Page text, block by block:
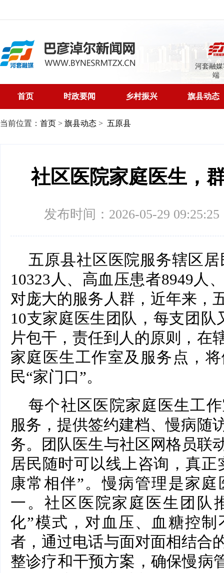
河套融
端
首页 时政要闻 乡村振兴 旗县动态
当前位置： 首页 > 旗县动态 > 五原县
社区医院家庭医生，
发布时间：2026-05-29 09:25:25
五原县社区医院服务辖区
10323人、高血压患者8949人
对庞大的服务人群，近年来，
10支家庭医生团队，每支团队
片包干，责任到人的原则，在
家庭医生工作室及服务点，
民“家门口”。
每个社区医院家庭医生工
服务，提供签约建档、慢病随
务。团队医生与社区网格员联
居民随时可以线上咨询，真
康常相伴”。慢病管理是家
一。社区医院家庭医生团队
化”模式，对血压、血糖控
者，通过电话与面对面相结合
整诊疗和干预方案，确保慢病